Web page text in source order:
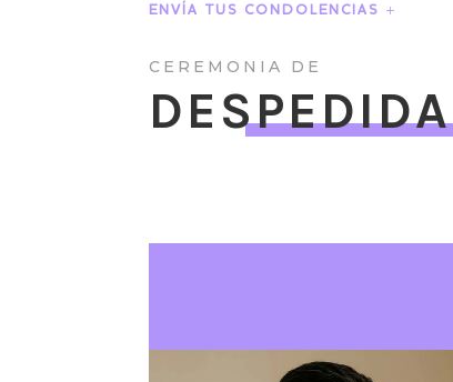
ENVÍA TUS CONDOLENCIAS
CEREMONIA DE
DESPEDIDA